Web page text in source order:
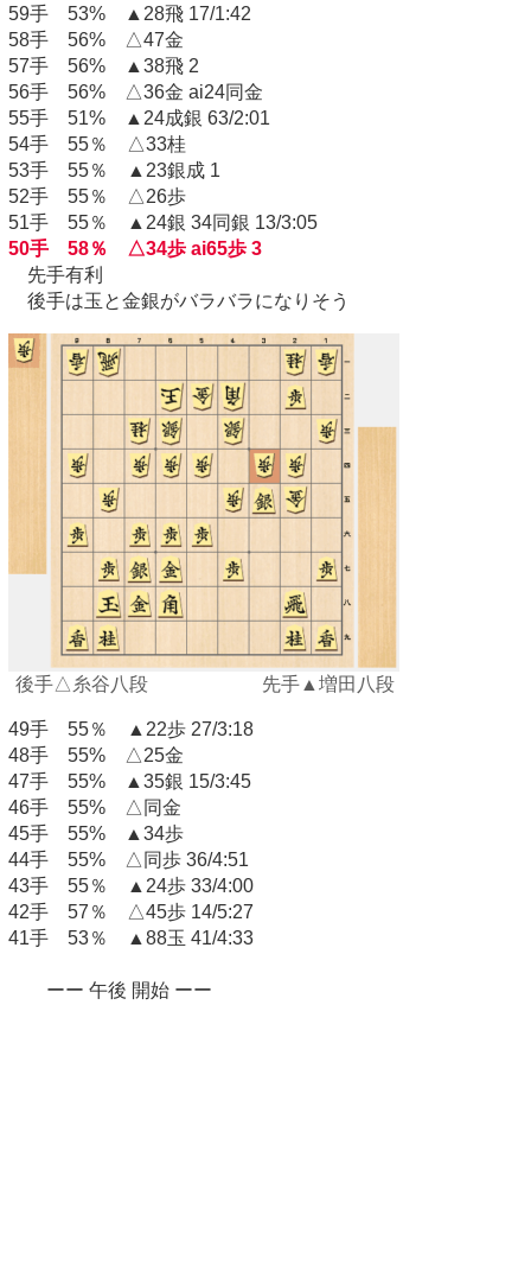
59手 53% ▲28飛 17/1:42
58手 56% △47金
57手 56% ▲38飛 2
56手 56% △36金 ai24同金
55手 51% ▲24成銀 63/2:01
54手 55％ △33桂
53手 55％ ▲23銀成 1
52手 55％ △26歩
51手 55％ ▲24銀 34同銀 13/3:05
50手 58％ △34歩 ai65歩 3
先手有利
後手は玉と金銀がバラバラになりそう
後手△糸谷八段 先手▲増田八段
49手 55％ ▲22歩 27/3:18
48手 55% △25金
47手 55% ▲35銀 15/3:45
46手 55% △同金
45手 55% ▲34歩
44手 55% △同歩 36/4:51
43手 55％ ▲24歩 33/4:00
42手 57％ △45歩 14/5:27
41手 53％ ▲88玉 41/4:33
ーー 午後 開始 ーー